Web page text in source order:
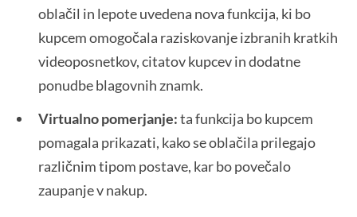
oblačil in lepote uvedena nova funkcija, ki bo
kupcem omogočala raziskovanje izbranih kratkih
videoposnetkov, citatov kupcev in dodatne
ponudbe blagovnih znamk.
Virtualno pomerjanje:ta funkcija bo kupcem
pomagala prikazati, kako se oblačila prilegajo
različnim tipom postave, kar bo povečalo
zaupanje v nakup.